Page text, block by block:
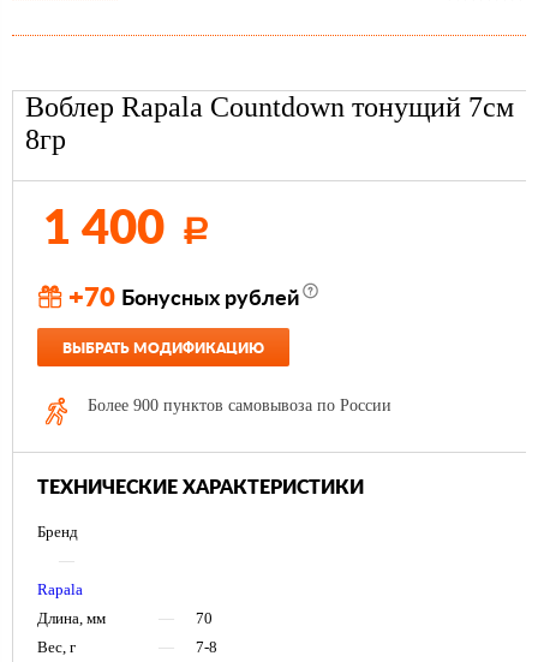
Воблер Rapala Countdown тонущий 7см
8гр
1 400 Р
+70 Бонусных рублей
ВЫБРАТЬ МОДИФИКАЦИЮ
Более 900 пунктов самовывоза по России
ТЕХНИЧЕСКИЕ ХАРАКТЕРИСТИКИ
Бренд
—
Rapala
Длина, мм
—
70
Вес, г
—
7-8